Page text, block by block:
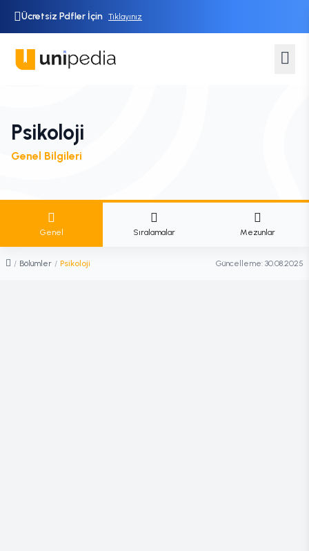
Ücretsiz Pdfler İçin Tıklayınız
Psikoloji
Genel Bilgileri
Genel Sıralamalar Mezunlar
/ Bölümler / Psikoloji Güncelleme: 30.08.2025